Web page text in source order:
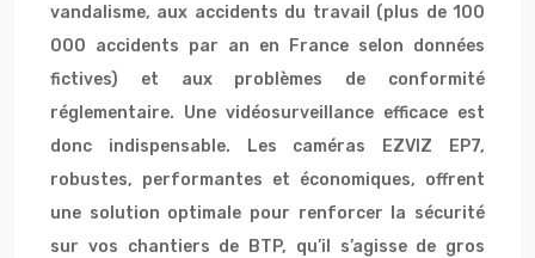
vandalisme, aux accidents du travail (plus de 100
000 accidents par an en France selon données
fictives) et aux problèmes de conformité
réglementaire. Une vidéosurveillance efficace est
donc indispensable. Les caméras EZVIZ EP7,
robustes, performantes et économiques, offrent
une solution optimale pour renforcer la sécurité
sur vos chantiers de BTP, qu’il s’agisse de gros